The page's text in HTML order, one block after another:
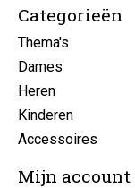
Categorieën
Thema's
Dames
Heren
Kinderen
Accessoires
Mijn account